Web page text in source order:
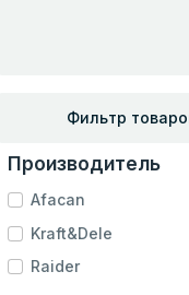
Фильтр
Производитель
Afacan
Kraft&Dele
Raider